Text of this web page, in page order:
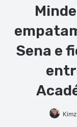
Sena e